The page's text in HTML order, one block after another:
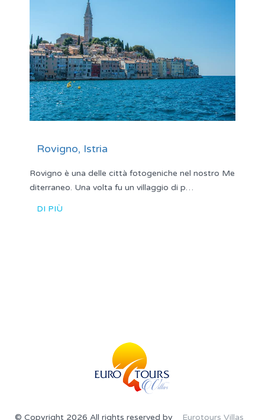
Rovigno, Istria
Rovigno è una delle città fotogeniche nel nostro Me
diterraneo. Una volta fu un villaggio di p…
DI PIÙ
© Copyright 2026 All rights reserved by Eurotours Villas